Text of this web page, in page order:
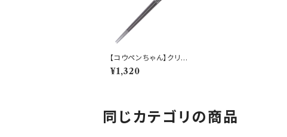
【コウペンちゃん】クリア
箸(おにぎり)【KPC20】
KPC22-840
¥1,320
同じカテゴリの商品